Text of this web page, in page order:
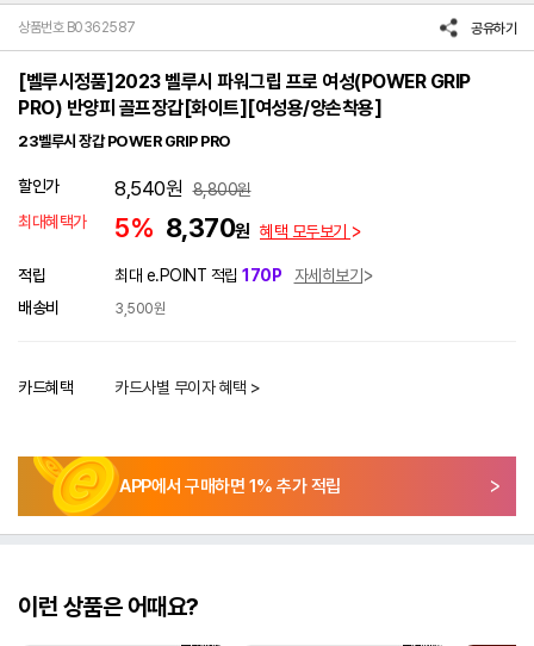
상품번호 B0362587 공유하기
[벨루시정품]2023 벨루시 파워그립 프로 여성(POWER GRIP
PRO) 반양피 골프장갑[화이트][여성용/양손착용]
23벨루시 장갑 POWER GRIP PRO
할인가 8,540원 8,800원
최대혜택가
5% 8,370원 혜택 모두보기
적립 최대 e.POINT 적립 170P
자세히보기
배송비
3,500원
카드혜택 카드사별 무이자 혜택 >
APP에서 구매하면 1% 추가 적립
이런 상품은 어때요?